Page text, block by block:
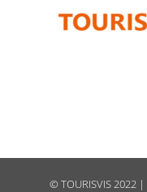
©TOURISVIS2022 |